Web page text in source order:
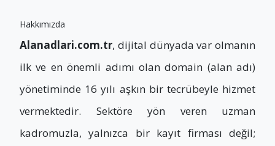
Hakkımızda
Alanadlari.com.tr, dijital dünyada var olmanın
ilk ve en önemli adımı olan domain (alan adı)
yönetiminde 16 yılı aşkın bir tecrübeyle hizmet
vermektedir. Sektöre yön veren uzman
kadromuzla, yalnızca bir kayıt firması değil;